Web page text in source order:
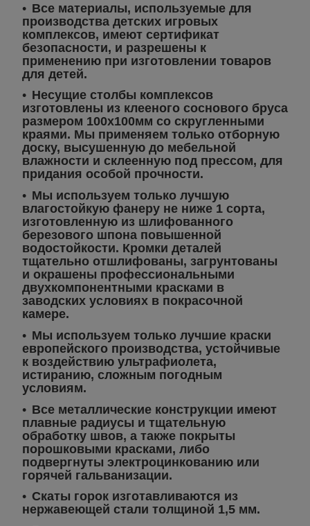
Все материалы, используемые для
производства детских игровых
комплексов, имеют сертификат
безопасности, и разрешены к
применению при изготовлении товаров
для детей.
Несущие столбы комплексов
изготовлены из клееного соснового бруса
размером 100х100мм со скругленными
краями. Мы применяем только отборную
доску, высушенную до мебельной
влажности и склеенную под прессом, для
придания особой прочности.
Мы используем только лучшую
влагостойкую фанеру не ниже 1 сорта,
изготовленную из шлифованного
березового шпона повышенной
водостойкости. Кромки деталей
тщательно отшлифованы, загрунтованы
и окрашены профессиональными
двухкомпонентными красками в
заводских условиях в покрасочной
камере.
Мы используем только лучшие краски
европейского производства, устойчивые
к воздействию ультрафиолета,
истиранию, сложным погодным
условиям.
Все металлические конструкции имеют
плавные радиусы и тщательную
обработку швов, а также покрыты
порошковыми красками, либо
подвергнуты электроцинкованию или
горячей гальванизации.
Скаты горок изготавливаются из
нержавеющей стали толщиной 1,5 мм.